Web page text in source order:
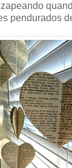
pendurados